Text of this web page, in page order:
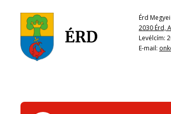
Érd
2030 Érd,
Levélcím:
E-mail: